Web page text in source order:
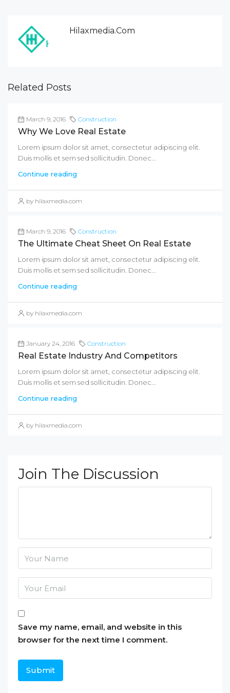
Hilaxmedia.com
Related Posts
March 9, 2016 Construction
Why We Love Real Estate
Lorem ipsum dolor sit amet, consectetur adipiscing elit.
Duis mollis et sem sed sollicitudin. Donec...
Continue reading
by hilaxmedia.com
March 9, 2016 Construction
The Ultimate Cheat Sheet On Real Estate
Lorem ipsum dolor sit amet, consectetur adipiscing elit.
Duis mollis et sem sed sollicitudin. Donec...
Continue reading
by hilaxmedia.com
January 24, 2016 Construction
Real Estate Industry And Competitors
Lorem ipsum dolor sit amet, consectetur adipiscing elit.
Duis mollis et sem sed sollicitudin. Donec...
Continue reading
by hilaxmedia.com
Join The Discussion
Save my name, email, and website in this
browser for the next time I comment.